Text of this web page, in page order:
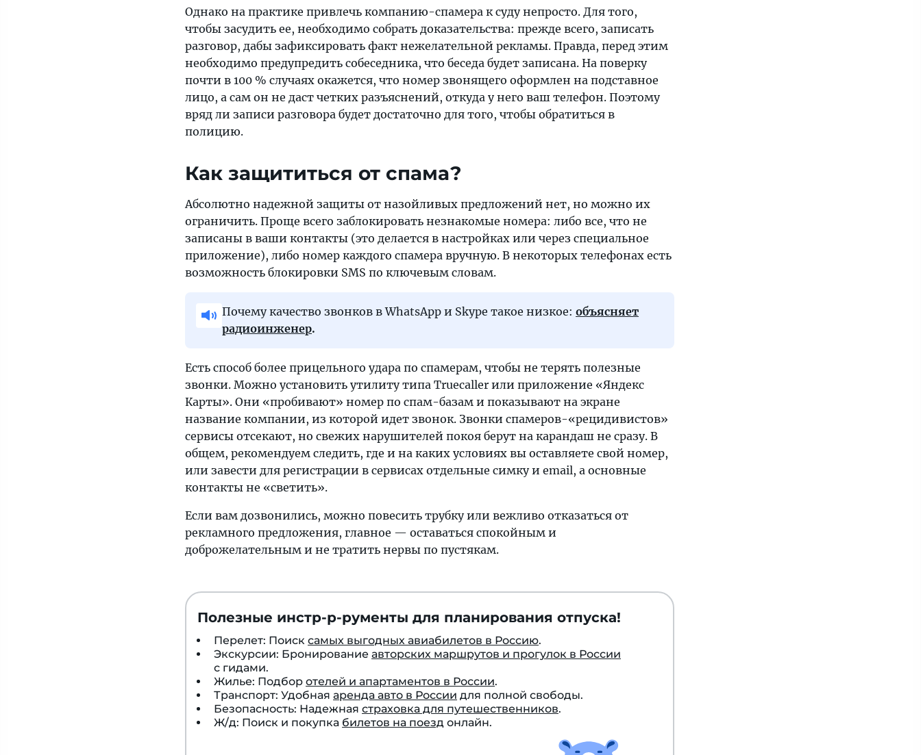
Однако на практике привлечь компанию-спамера к суду непросто. Для того,
чтобы засудить ее, необходимо собрать доказательства: прежде всего, записать
разговор, дабы зафиксировать факт нежелательной рекламы. Правда, перед этим
необходимо предупредить собеседника, что беседа будет записана. На поверку
почти в 100 % случаях окажется, что номер звонящего оформлен на подставное
лицо, а сам он не даст четких разъяснений, откуда у него ваш телефон. Поэтому
вряд ли записи разговора будет достаточно для того, чтобы обратиться в
полицию.
Как защититься от спама?
Абсолютно надежной защиты от назойливых предложений нет, но можно их
ограничить. Проще всего заблокировать незнакомые номера: либо все, что не
записаны в ваши контакты (это делается в настройках или через специальное
приложение), либо номер каждого спамера вручную. В некоторых телефонах есть
возможность блокировки SMS по ключевым словам.
Почему качество звонков в WhatsApp и Skype такое низкое: объясняет
радиоинженер.
Есть способ более прицельного удара по спамерам, чтобы не терять полезные
звонки. Можно установить утилиту типа Truecaller или приложение «Яндекс
Карты». Они «пробивают» номер по спам-базам и показывают на экране
название компании, из которой идет звонок. Звонки спамеров-«рецидивистов»
сервисы отсекают, но свежих нарушителей покоя берут на карандаш не сразу. В
общем, рекомендуем следить, где и на каких условиях вы оставляете свой номер,
или завести для регистрации в сервисах отдельные симку и email, а основные
контакты не «светить».
Если вам дозвонились, можно повесить трубку или вежливо отказаться от
рекламного предложения, главное — оставаться спокойным и
доброжелательным и не тратить нервы по пустякам.
Полезные инстр-р-рументы для планирования отпуска!
Перелет: Поиск самых выгодных авиабилетов в Россию.
Экскурсии: Бронирование авторских маршрутов и прогулок в России
с гидами.
Жилье: Подбор отелей и апартаментов в России.
Транспорт: Удобная аренда авто в России для полной свободы.
Безопасность: Надежная страховка для путешественников.
Ж/д: Поиск и покупка билетов на поезд онлайн.